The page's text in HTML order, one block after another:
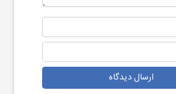
ارسال دیدگاه